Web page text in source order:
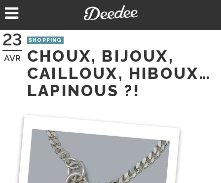
au
23
AVR
SHOPPING
CHOUX, BIJOUX,
CAILLOUX, HIBOUX…
LAPINOUS ?!